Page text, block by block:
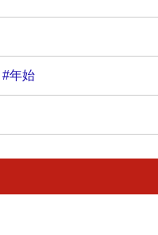
#年始